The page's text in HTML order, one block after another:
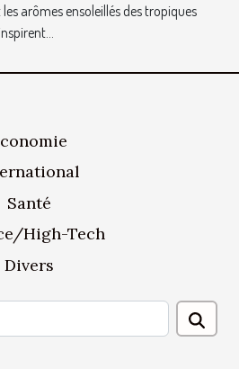
arômes ensoleillés des tropiques
Santé
High-Tech
Divers